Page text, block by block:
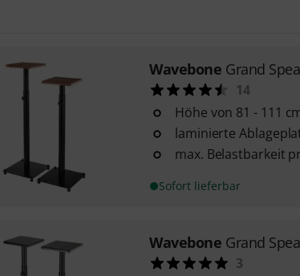
Wavebone Grand
14
Höhe von 81 - 111
laminierte
max. Belastbarkeit
Sofort lieferbar
Wavebone Grand
3